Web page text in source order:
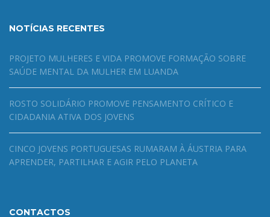
NOTÍCIAS RECENTES
PROJETO MULHERES E VIDA PROMOVE FORMAÇÃO SOBRE
SAÚDE MENTAL DA MULHER EM LUANDA
ROSTO SOLIDÁRIO PROMOVE PENSAMENTO CRÍTICO E
CIDADANIA ATIVA DOS JOVENS
CINCO JOVENS PORTUGUESAS RUMARAM À ÁUSTRIA PARA
APRENDER, PARTILHAR E AGIR PELO PLANETA
CONTACTOS